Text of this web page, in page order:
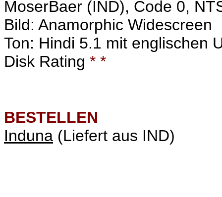
MoserBaer (IND), Code 0,
Bild: Anamorphic Widescreen
Ton: Hindi 5.1 mit englischen
Disk Rating * *
BESTELLEN
Induna (Liefert aus IND)